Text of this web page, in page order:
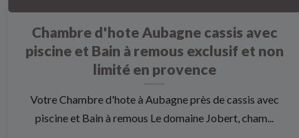
Chambre d'hote Aubagne cassis avec
piscine et Bain à remous exclusif et non
limité en provence
Votre Chambre d'hote à Aubagne près de cassis avec
piscine et Bain à remous Le domaine Jobert, cham...